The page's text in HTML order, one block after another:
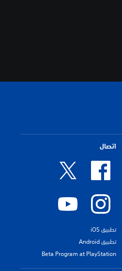
اتصال
تطبيق iOS
تطبيق Android
Beta Program at PlayStation